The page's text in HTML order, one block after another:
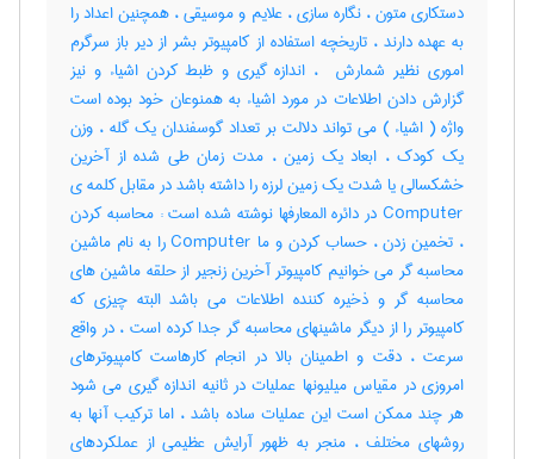
دستکاری متون ، نگاره سازی ، علایم و موسیقی ، همچنین اعداد را
به عهده دارند ، تاریخچه استفاده از کامپیوتر بشر از دیر باز سرگرم
اموری نظیر شمارش ‌ ، اندازه گیری و ظبط کردن اشیاء و نیز
گزارش دادن اطلاعات در مورد اشیاء به همنوعان خود بوده است
واژه ( اشیاء ) می تواند دلالت بر تعداد گوسفندان یک گله ، وزن
یک کودک ، ابعاد یک زمین ، مدت زمان طی شده از آخرین
خشکسالی یا شدت یک زمین لرزه را داشته باشد در مقابل کلمه ی
Computer در دائره المعارفها نوشته شده است : محاسبه کردن
، تخمین زدن ، حساب کردن و ما Computer را به نام ماشین
محاسبه گر می خوانیم کامپیوتر آخرین زنجیر از حلقه ماشین های
محاسبه گر و ذخیره کننده اطلاعات می باشد البته چیزی که
کامپیوتر را از دیگر ماشینهای محاسبه گر جدا کرده است ، در واقع
سرعت ، دقت و اطمینان بالا در انجام کارهاست کامپیوترهای
امروزی در مقیاس میلیونها عملیات در ثانیه اندازه گیری می شود
هر چند ممکن است این عملیات ساده باشد ، اما ترکیب آنها به
روشهای مختلف ، منجر به ظهور آرایش عظیمی از عملکردهای